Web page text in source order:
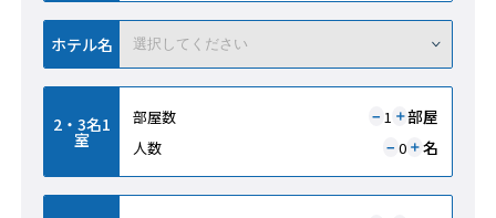
ホテル名
2・3名1
室
部屋数 − 1 ＋部屋
人数 − 0 ＋ 名